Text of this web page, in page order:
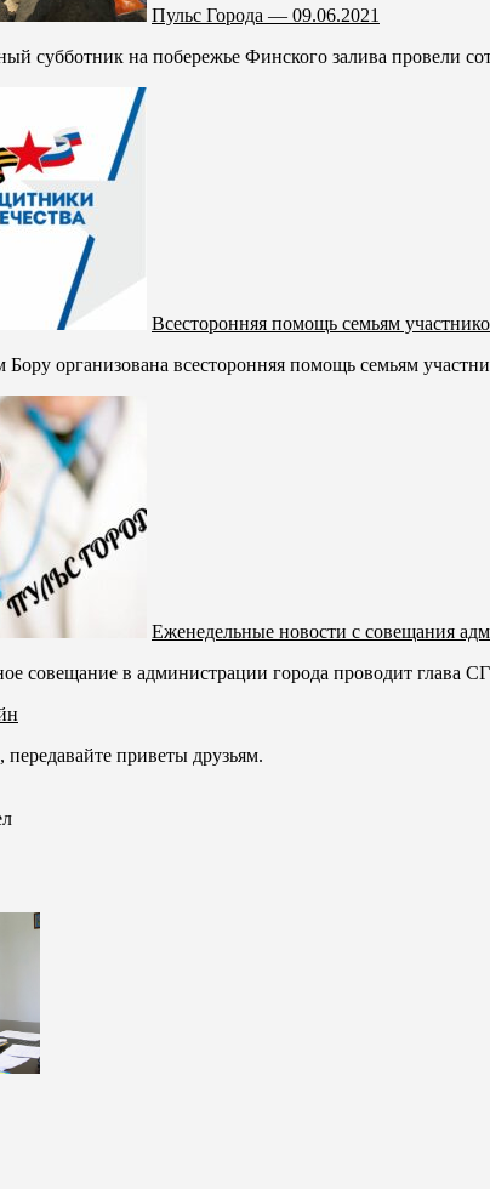
Пульс Города — 09.06.2021
субботник на побережье Финского залива провели
Всесторонняя помощь семьям
организована всесторонняя помощь семьям
Еженедельные новости с совещания
совещание в администрации города проводит глава
приветы друзьям.